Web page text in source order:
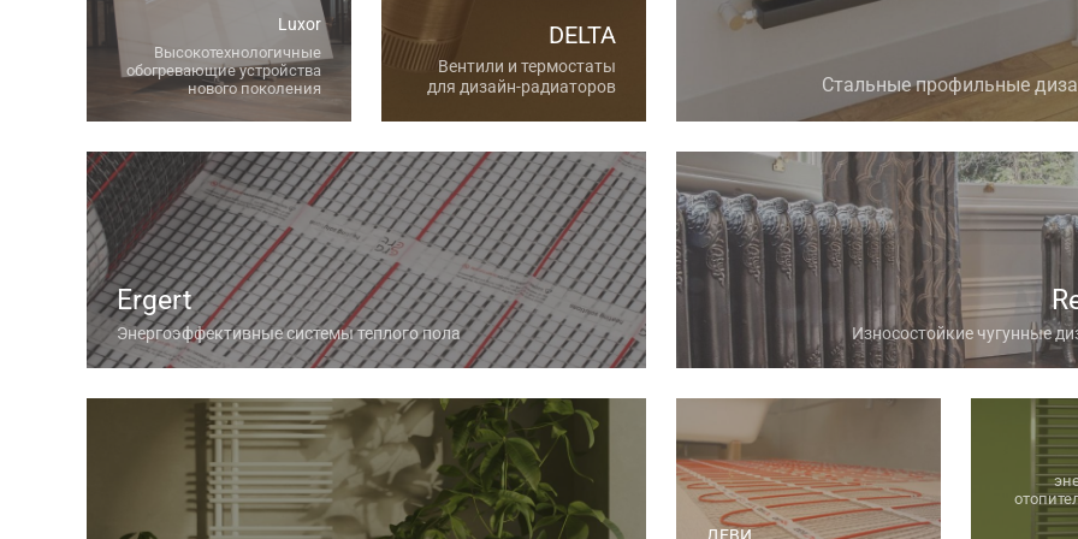
DELTA
Вентили и термостаты
для дизайн-радиаторов
Стальные профильные
Ergert
Энергоэффективные системы теплого пола
Luxor
Высокотехнологичные
обогревающие устройства
нового поколения
Износостойкие чугунные